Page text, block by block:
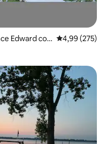
Edward cou prosječna
4,99 (275)